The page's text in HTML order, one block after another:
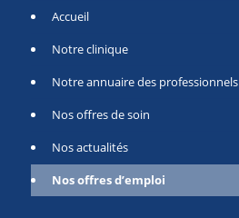
Accueil
Notre clinique
Notre annuaire des professionnels
Nos offres de soin
Nos actualités
Nos offres d’emploi